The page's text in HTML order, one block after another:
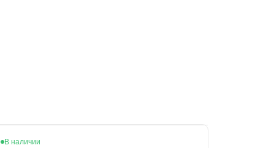
Акция
В наличии